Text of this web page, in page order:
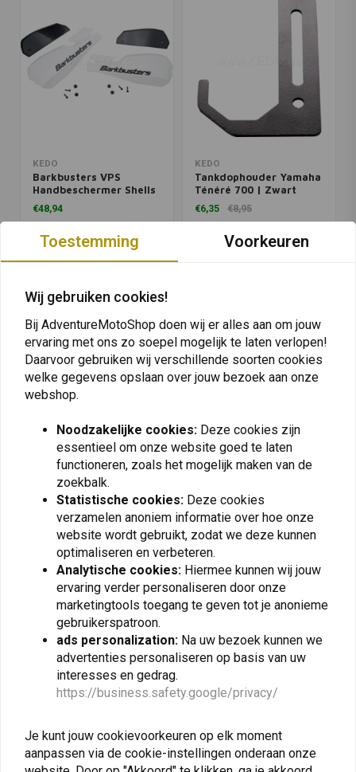
KEDO
Barkbusters VPS
Handbeschermer Shells
Yamaha Ténéré 700 |
Wit
€48,94
KEDO
Tankdophouder Yamaha
Ténéré 700 | Zwart
€6,35 €8,95
KEDO
Windscherm Adapter |
Yamaha Ténéré 700
KEDO
Cockpit-
verblindingsscherm
Zwart
KEDO
Beschermsticker Set
Yamaha Ténéré 700 |
Mat Zwart
Verlagingsset Offroad
-20 mm Yamaha Ténéré
700
Toestemming Voorkeuren
Wij gebruiken cookies!
Bij AdventureMotoShop doen wij er alles aan om jouw
ervaring met ons zo soepel mogelijk te laten verlopen!
Daarvoor gebruiken wij verschillende soorten cookies
welke gegevens opslaan over jouw bezoek aan onze
webshop.
Noodzakelijke cookies: Deze cookies zijn
essentieel om onze website goed te laten
functioneren, zoals het mogelijk maken van de
zoekbalk.
Statistische cookies: Deze cookies
verzamelen anoniem informatie over hoe onze
website wordt gebruikt, zodat we deze kunnen
optimaliseren en verbeteren.
Analytische cookies: Hiermee kunnen wij jouw
ervaring verder personaliseren door onze
marketingtools toegang te geven tot je anonieme
gebruikerspatroon.
ads personalization: Na uw bezoek kunnen we
advertenties personaliseren op basis van uw
interesses en gedrag.
https://business.safety.google/privacy/
Je kunt jouw cookievoorkeuren op elk moment
aanpassen via de cookie-instellingen onderaan onze